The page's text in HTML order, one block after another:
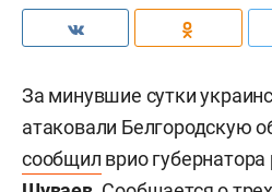
За минувшие сутки
атаковали Белгородскую
сообщил врио